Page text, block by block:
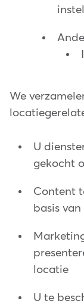
We
U
gekocht
Content
basis
locatie
U te